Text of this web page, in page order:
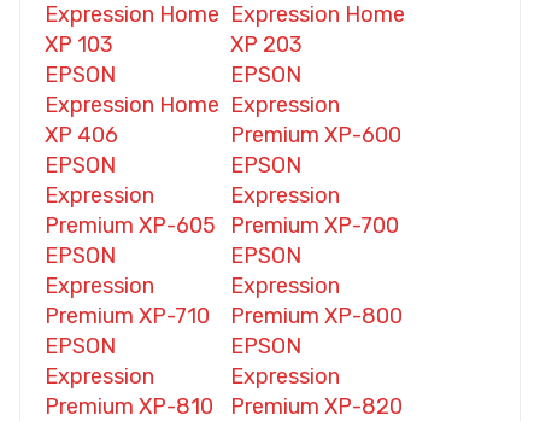
Expression Home
XP 103
Expression Home
XP 203
EPSON
Expression Home
XP 406
EPSON
Expression
Premium XP-600
EPSON
Expression
Premium XP-605
EPSON
Expression
Premium XP-700
EPSON
Expression
Premium XP-710
EPSON
Expression
Premium XP-800
EPSON
Expression
Premium XP-810
EPSON
Expression
Premium XP-820